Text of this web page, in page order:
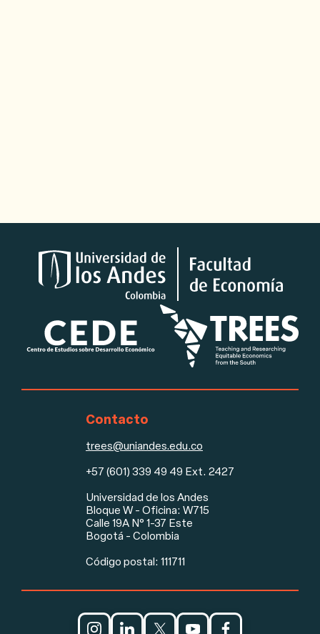
Pie de página
Logotipos
Contacto
trees@uniandes.edu.co
+57 (601) 339 49 49 Ext. 2427
Universidad de los Andes
Bloque W - Oficina: W715
Calle 19A N° 1-37 Este
Bogotá - Colombia
Código postal: 111711
Redes sociales y aviso legal